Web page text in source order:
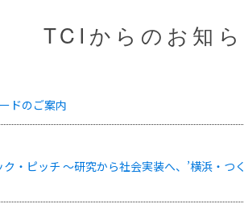
TCIからのお知
ドのご案内
・ピッチ ～研究から社会実装へ、’横浜・つ